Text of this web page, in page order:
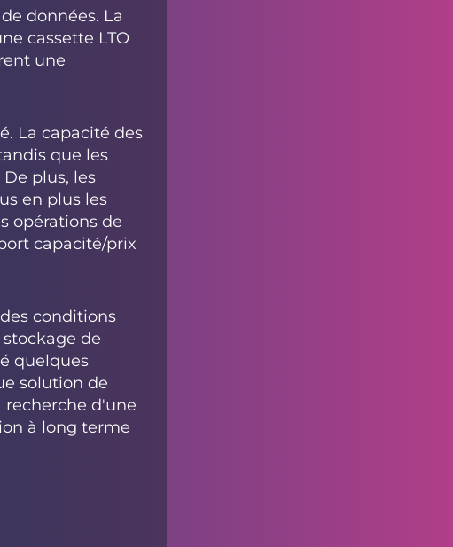
données. La
cassette LTO
une
La capacité des
que les
plus, les
en plus les
opérations de
capacité/prix
conditions
de
quelques
solution de
recherche d'une
à long terme